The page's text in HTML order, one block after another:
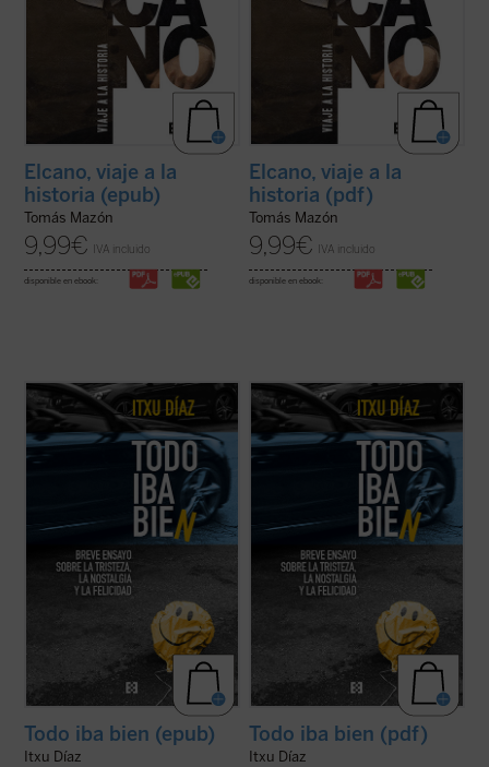
Elcano, viaje a la
historia (epub)
Tomás Mazón
9,99€ IVA incluido
disponible en ebook:
Elcano, viaje a la
historia (pdf)
Tomás Mazón
9,99€ IVA incluido
disponible en ebook:
En este ensayo de «anti-autoayuda», el
periodista y humorista Itxu Díaz sentencia
sin ambages que no tenemos ni la
obligación ni el derecho a ser felices, «ni
siquiera los que somos del Real Madrid». A
su vez, nos incita a contemplar ese ...(ver
Todo iba bien (epub)
Itxu Díaz
En este ensayo de «anti-autoayuda», el
periodista y humorista Itxu Díaz sentencia
sin ambages que no tenemos ni la
obligación ni el derecho a ser felices, «ni
siquiera los que somos del Real Madrid». A
su vez, nos incita a contemplar ese ...(ver
Todo iba bien (pdf)
Itxu Díaz